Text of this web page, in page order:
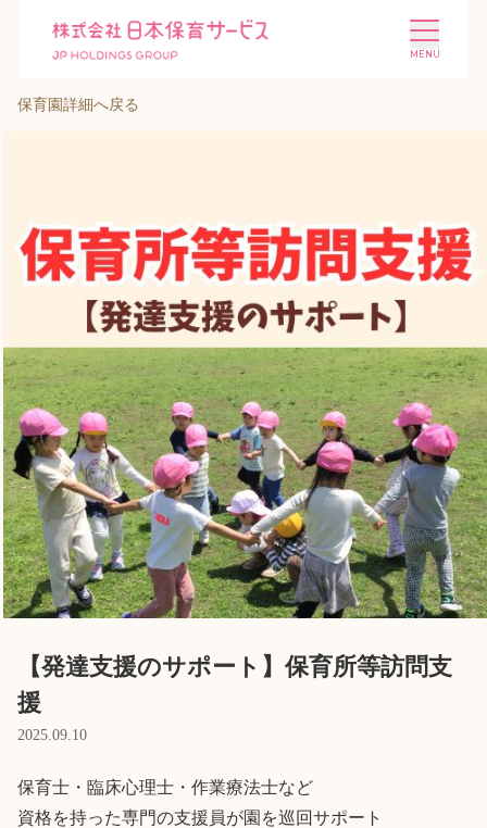
施設を探す 選ばれる理由
会社概要 ニュース
投資家情報 採用情報
Language
ホーム
利用者の声
プライバシーポリシー
保育園詳細へ戻る
【発達支援のサポート】保育所等訪問支
援
2025.09.10
保育士・臨床心理士・作業療法士など
資格を持った専門の支援員が園を巡回サポート